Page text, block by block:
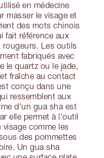
en médecine
masser le visage et
des mots chinois
fait référence aux
Les outils
fabriqués avec
le quartz ou le jade,
fraîche au contact
conçu dans une
ressemblent aux
d'un gua sha est
elle permet à l'outil
comme les
des pommettes
Un gua sha